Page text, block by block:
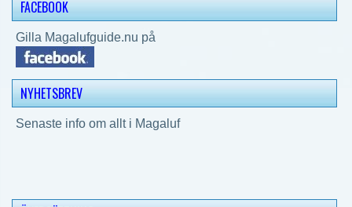
FACEBOOK
Gilla Magalufguide.nu på
NYHETSBREV
Senaste info om allt i Magaluf